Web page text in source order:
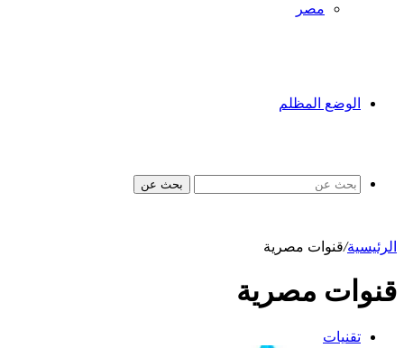
مصر
الوضع المظلم
بحث عن
الرئيسية/قنوات مصرية
قنوات مصرية
تقنيات